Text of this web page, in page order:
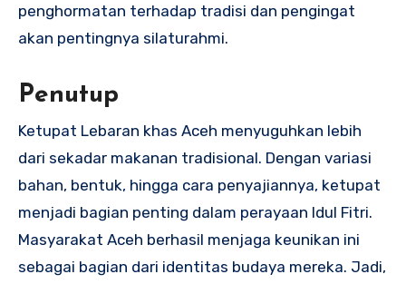
penghormatan terhadap tradisi dan pengingat
akan pentingnya silaturahmi.
Penutup
Ketupat Lebaran khas Aceh menyuguhkan lebih
dari sekadar makanan tradisional. Dengan variasi
bahan, bentuk, hingga cara penyajiannya, ketupat
menjadi bagian penting dalam perayaan Idul Fitri.
Masyarakat Aceh berhasil menjaga keunikan ini
sebagai bagian dari identitas budaya mereka. Jadi,